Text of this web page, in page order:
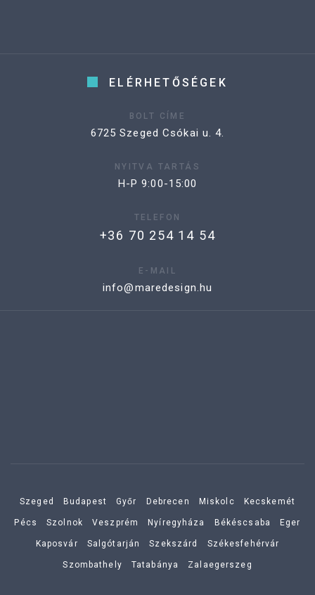
ELÉRHETŐSÉGEK
BOLT CÍME
6725 Szeged Csókai u. 4.
NYITVA TARTÁS
H-P 9:00-15:00
TELEFON
+36 70 254 14 54
E-MAIL
info@maredesign.hu
Szeged Budapest Győr Debrecen Miskolc Kecskemét
Pécs Szolnok Veszprém Nyíregyháza Békéscsaba Eger
Kaposvár Salgótarján Szekszárd Székesfehérvár
Szombathely Tatabánya Zalaegerszeg